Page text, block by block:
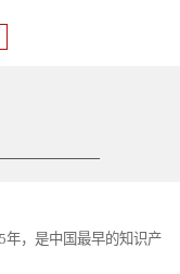
——————
年，是中国最早的知识产